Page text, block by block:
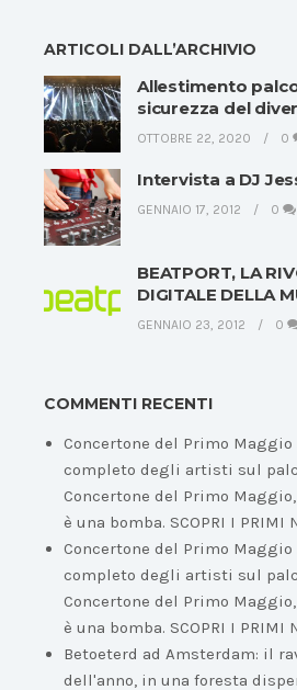
ARTICOLI DALL’ARCHIVIO
Allestimento
sicurezza del
OTTOBRE 22, 2020 0
Intervista a DJ
GENNAIO 17, 2012 0
BEATPORT, LA
DIGITALE DELLA
GENNAIO 23, 2012 0
COMMENTI RECENTI
Concertone del Primo Maggio
completo degli artisti sul
Concertone del Primo
è una bomba. SCOPRI I PRIMI
Concertone del Primo Maggio
completo degli artisti sul
Concertone del Primo
è una bomba. SCOPRI I PRIMI
Betoeterd ad Amsterdam: il
dell'anno, in una foresta